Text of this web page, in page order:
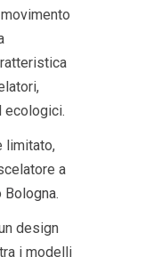
ecologici.
limitato,
a
Bologna.
design
i modelli